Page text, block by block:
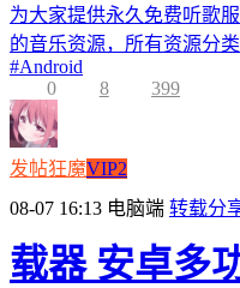
为大家提供永久免费听歌
的音乐资源，所有资源分
#Android
0
8 399
发帖狂魔VIP2
08-07 16:13 电脑端 转载分
载器 安卓多